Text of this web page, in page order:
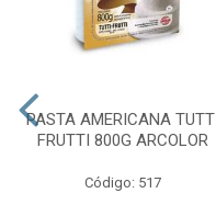
PASTA AMERICANA TUTTI
FRUTTI 800G ARCOLOR
Código: 517